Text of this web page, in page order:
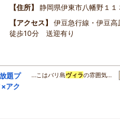
住所
静岡県伊東市八幡野１１
アクセス
伊豆急行線・伊豆
徒歩10分 送迎有り
題プ
アク
…こはバリ島ヴィラの雰囲気…